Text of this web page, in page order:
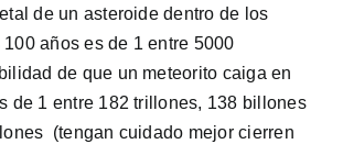
de un asteroide dentro de los
100 años es de 1 entre 5000
de que un meteorito caiga en
de 1 entre 182 trillones, 138 billones
(tengan cuidado mejor cierren